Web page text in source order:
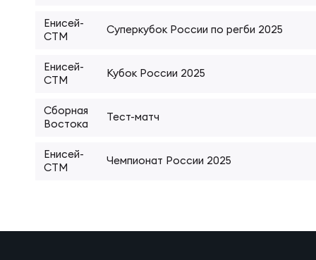
Енисей-
СТМ
Суперкубок России по регби 2025
Енисей-
СТМ
Кубок России 2025
Сборная
Востока
Тест-матч
Енисей-
СТМ
Чемпионат России 2025